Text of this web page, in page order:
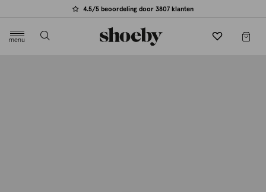
4.5/5 beoordeling door 3807 klanten
menu